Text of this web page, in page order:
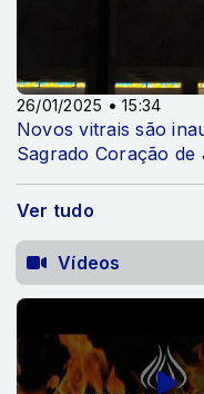
26/01/2025 • 15:34
Novos vitrais são
Sagrado Coração de
Ver tudo
Vídeos